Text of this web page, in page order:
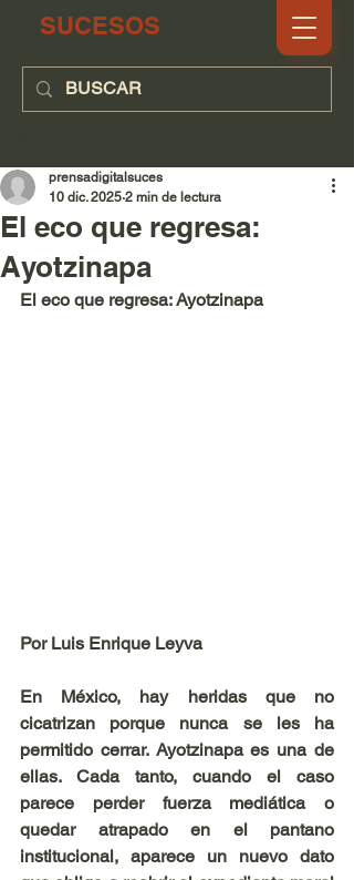
SUCESOS
El eco que regresa:
Ayotzinapa
prensadigitalsuces
10 dic. 2025 2 min de lectura
El eco que regresa: Ayotzinapa
Por Luis Enrique Leyva
En México, hay heridas que no
cicatrizan porque nunca se les ha
permitido cerrar. Ayotzinapa es una de
ellas. Cada tanto, cuando el caso
parece perder fuerza mediática o
quedar atrapado en el pantano
institucional, aparece un nuevo dato